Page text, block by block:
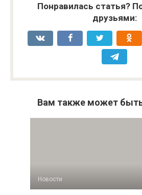
Понравилась статья?
друзьями:
Вам также может быть
Новости